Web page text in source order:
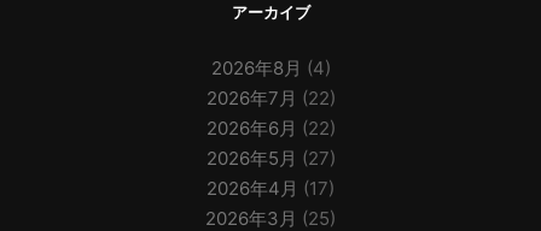
アーカイブ
2026年8月 (4)
2026年7月 (22)
2026年6月 (22)
2026年5月 (27)
2026年4月 (17)
2026年3月 (25)